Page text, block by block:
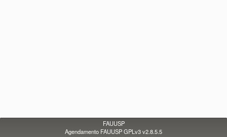
FAUUSP
Agendamento FAUUSP GPLv3 v2.8.5.5